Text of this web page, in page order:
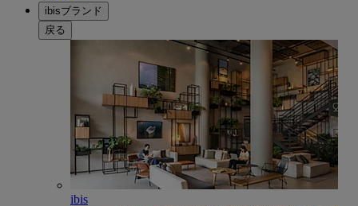
ibisブランド
戻る
ibis